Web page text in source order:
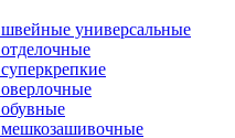
универсальные